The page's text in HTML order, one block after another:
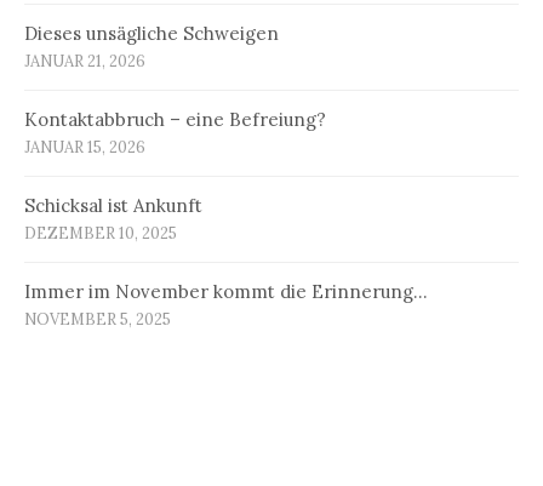
Dieses unsägliche Schweigen
JANUAR 21, 2026
Kontaktabbruch – eine Befreiung?
JANUAR 15, 2026
Schicksal ist Ankunft
DEZEMBER 10, 2025
Immer im November kommt die Erinnerung…
NOVEMBER 5, 2025